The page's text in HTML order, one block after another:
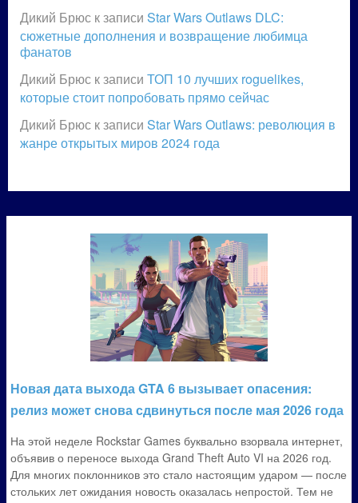
Дикий Брюс к записи Star Wars Outlaws DLC:
сюжетные дополнения и возвращение любимца
фанатов
Дикий Брюс к записи ТОП 10 лучших roguelikes,
которые стоит попробовать прямо сейчас
Дикий Брюс к записи Star Wars Outlaws: революция в
жанре открытых миров 2024 года
Новая дата выхода GTA 6 вызывает опасения:
релиз может снова сдвинуться после мая 2026 года
На этой неделе Rockstar Games буквально взорвала интернет,
объявив о переносе выхода Grand Theft Auto VI на 2026 год.
Для многих поклонников это стало настоящим ударом — после
стольких лет ожидания новость оказалась непростой. Тем не